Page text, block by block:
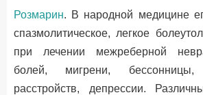
Розмарин. В народной медицине
спазмолитическое, легкое
при лечении межреберной
болей, мигрени, бессонницы,
расстройств, депрессии.